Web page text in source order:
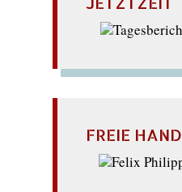
FREIE HAND